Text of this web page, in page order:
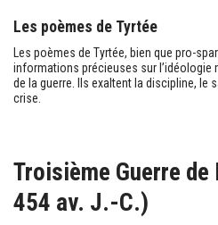
Les poèmes de Tyrtée
Les poèmes de Tyrtée, bien que pro-
informations précieuses sur l’idéologie
de la guerre. Ils exaltent la discipline, le
crise.
Troisième Guerre
454 av. J.-C.)